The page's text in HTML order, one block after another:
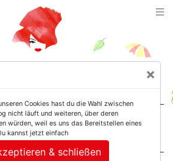
Not Girls.
×
Cookies hast du die Wahl zwischen
nicht läuft und weiteren, über deren
würden, weil es uns das Bereitstellen eines
kannst jetzt einfach
& schließen